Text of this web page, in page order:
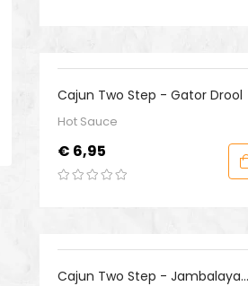
Cajun Two Step - Gator Drool
Hot Sauce
Prijs
€ 6,95
Cajun Two Step - Jambalaya